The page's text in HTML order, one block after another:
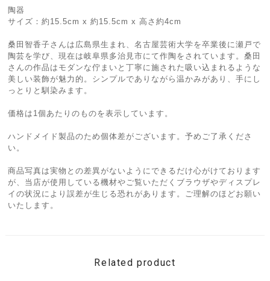
陶器
サイズ：約15.5cm x 約15.5cm x 高さ約4cm
桑田智香子さんは広島県生まれ、名古屋芸術大学を卒業後に瀬戸で
陶芸を学び、現在は岐阜県多治見市にて作陶をされています。桑田
さんの作品はモダンな佇まいと丁寧に施された吸い込まれるような
美しい装飾が魅力的。シンプルでありながら温かみがあり、手にし
っとりと馴染みます。
価格は1個あたりのものを表示しています。
ハンドメイド製品のため個体差がございます。予めご了承くださ
い。
商品写真は実物との差異がないようにできるだけ心がけております
が、当店が使用している機材やご覧いただくブラウザやディスプレ
イの状況により誤差が生じる恐れがあります。ご理解のほどお願い
いたします。
Related product